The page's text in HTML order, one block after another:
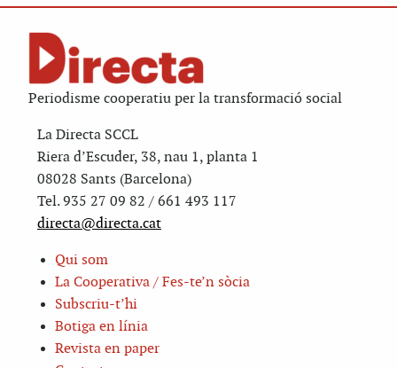
Periodisme cooperatiu per la transformació social
La Directa SCCL
Riera d’Escuder, 38, nau 1, planta 1
08028 Sants (Barcelona)
Tel. 935 27 09 82 / 661 493 117
directa@directa.cat
Qui som
La Cooperativa / Fes-te’n sòcia
Subscriu-t’hi
Botiga en línia
Revista en paper